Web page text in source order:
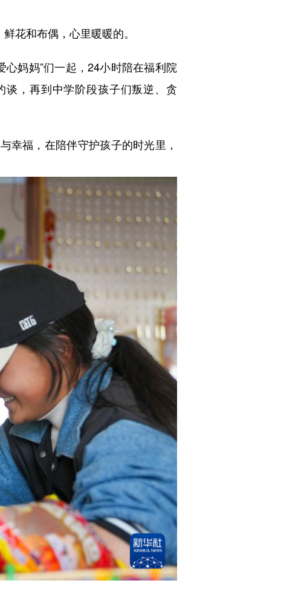
花和布偶，心里暖暖的。
妈妈”们一起，24小时陪在福利院
，再到中学阶段孩子们叛逆、贪
福，在陪伴守护孩子的时光里，